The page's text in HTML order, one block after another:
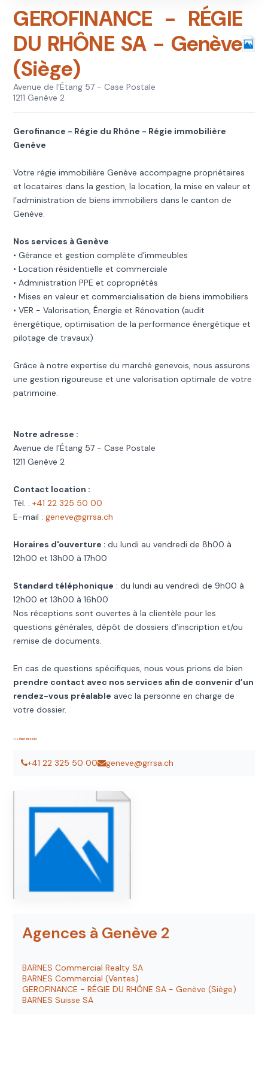
GEROFINANCE - RÉGIE
DU RHÔNE SA - Genève
(Siège)
Avenue de l’Étang 57 - Case Postale
1211 Genève 2
Gerofinance - Régie du Rhône - Régie immobilière
Genève
Votre régie immobilière Genève accompagne propriétaires
et locataires dans la gestion, la location, la mise en valeur et
l’administration de biens immobiliers dans le canton de
Genève.
Nos services à Genève
• Gérance et gestion complète d’immeubles
• Location résidentielle et commerciale
• Administration PPE et copropriétés
• Mises en valeur et commercialisation de biens immobiliers
• VER - Valorisation, Énergie et Rénovation (audit
énergétique, optimisation de la performance énergétique et
pilotage de travaux)
Grâce à notre expertise du marché genevois, nous assurons
une gestion rigoureuse et une valorisation optimale de votre
patrimoine.
Notre adresse :
Avenue de l’Étang 57 - Case Postale
1211 Genève 2
Contact location :
Tél. :+41 22 325 50 00
E-mail :geneve@grrsa.ch
Horaires d'ouverture :du lundi au vendredi de 8h00 à
12h00 et 13h00 à 17h00
Standard téléphonique : du lundi au vendredi de 9h00 à
12h00 et 13h00 à 16h00
Nos réceptions sont ouvertes à la clientèle pour les
questions générales, dépôt de dossiers d’inscription et/ou
remise de documents.
En cas de questions spécifiques, nous vous prions de bien
prendre contact avec nos services afin de convenir d’un
rendez-vous préalable avec la personne en charge de
votre dossier.
>>> Plan d'accès
+41 22 325 50 00 geneve@grrsa.ch
Agences à Genève 2
BARNES Commercial Realty SA
BARNES Commercial (Ventes)
GEROFINANCE - RÉGIE DU RHÔNE SA - Genève (Siège)
BARNES Suisse SA